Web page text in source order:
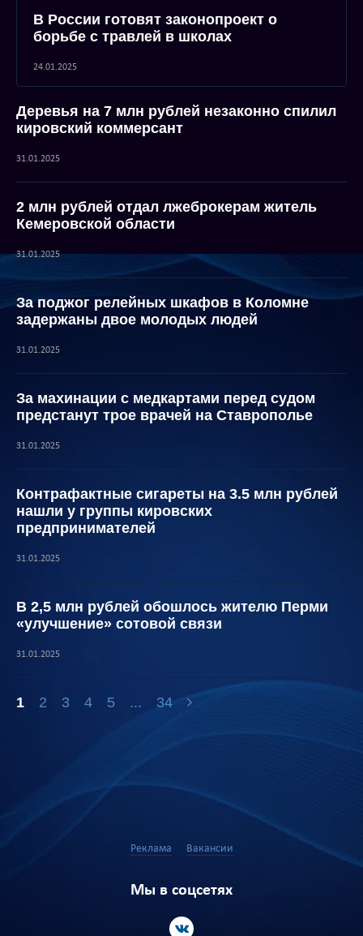
В России готовят законопроект о
борьбе с травлей в школах
24.01.2025
Деревья на 7 млн рублей незаконно спилил
кировский коммерсант
31.01.2025
2 млн рублей отдал лжеброкерам житель
Кемеровской области
31.01.2025
За поджог релейных шкафов в Коломне
задержаны двое молодых людей
31.01.2025
За махинации с медкартами перед судом
предстанут трое врачей на Ставрополье
31.01.2025
Контрафактные сигареты на 3.5 млн рублей
нашли у группы кировских
предпринимателей
31.01.2025
В 2,5 млн рублей обошлось жителю Перми
«улучшение» сотовой связи
31.01.2025
1 2 3 4 5 ... 34
Реклама Вакансии
Мы в соцсетях